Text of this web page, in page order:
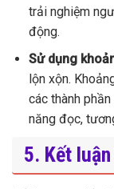
trải nghiệm
động.
Sử dụng
lộn xộn.
các thành
năng đọc,
5. Kết luận